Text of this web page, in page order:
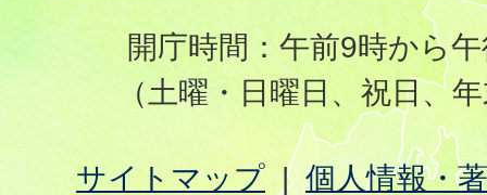
開庁時間：午前9時から
（土曜・日曜日、祝日、
サイトマップ 個人情報・